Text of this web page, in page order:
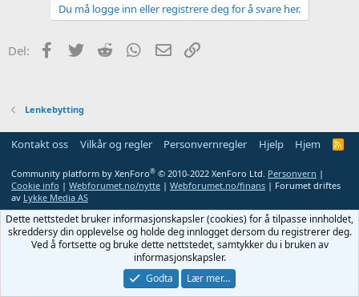
Du må logge inn eller registrere deg for å svare her.
Del: Facebook
Twitter Reddit WhatsApp
E-post
Lenkebytting
Kontakt oss Vilkår og regler Personvernregler Hjelp Hjem
R
Community platform by XenForo® © 2010-2022 XenForo Ltd. Personvern |
Cookie info | Webforumet.no/nytte | Webforumet.no/finans | Forumet driftes
av Lykke Media AS
Dette nettstedet bruker informasjonskapsler (cookies) for å tilpasse innholdet,
skreddersy din opplevelse og holde deg innlogget dersom du registrerer deg.
Ved å fortsette og bruke dette nettstedet, samtykker du i bruken av
informasjonskapsler.
Godta
Lær mer…